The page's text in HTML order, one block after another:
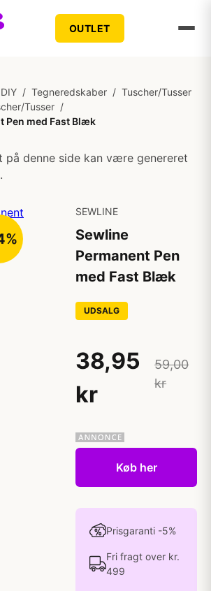
OUTLET
/ Tegneredskaber / Tuscher/Tusser
Tusser /
Pen med Fast Blæk
på denne side kan være genereret
SEWLINE
Sewline
Permanent Pen
med Fast Blæk
UDSALG
38,95
kr
59,00
kr
Køb her
Prisgaranti -5%
Fri fragt over kr.
499